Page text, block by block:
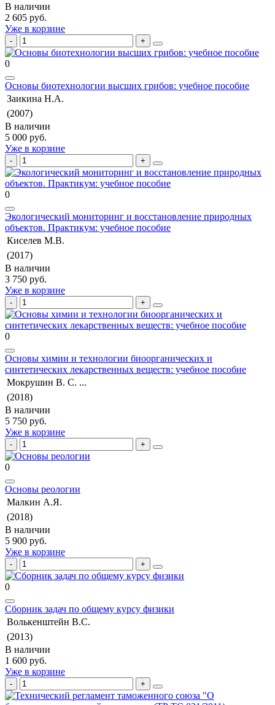
В наличии
2 605 руб.
Уже в корзине
0
Основы биотехнологии высших грибов: учебное пособие
Заикина Н.А.
(2007)
В наличии
5 000 руб.
Уже в корзине
0
Экологический мониторинг и восстановление природных
объектов. Практикум: учебное пособие
Киселев М.В.
(2017)
В наличии
3 750 руб.
Уже в корзине
0
Основы химии и технологии биоорганических и
синтетических лекарственных веществ: учебное пособие
Мокрушин В. С. ...
(2018)
В наличии
5 750 руб.
Уже в корзине
0
Основы реологии
Малкин А.Я.
(2018)
В наличии
5 900 руб.
Уже в корзине
0
Сборник задач по общему курсу физики
Волькенштейн В.С.
(2013)
В наличии
1 600 руб.
Уже в корзине